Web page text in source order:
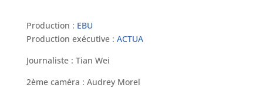
Production : EBU
Production exécutive : ACTUA
Journaliste : Tian Wei
2ème caméra : Audrey Morel